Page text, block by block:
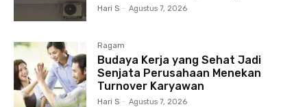
Hari S - Agustus 7, 2026
Ragam
Budaya Kerja yang Sehat Jadi
Senjata Perusahaan Menekan
Turnover Karyawan
Hari S - Agustus 7, 2026